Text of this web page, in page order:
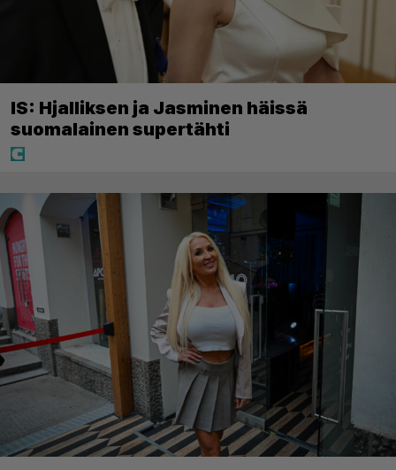
IS: Hjalliksen ja Jasminen häissä
suomalainen supertähti